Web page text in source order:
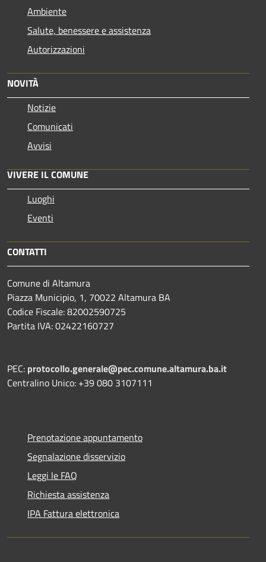
Ambiente
Salute, benessere e assistenza
Autorizzazioni
NOVITÀ
Notizie
Comunicati
Avvisi
VIVERE IL COMUNE
Luoghi
Eventi
CONTATTI
Comune di Altamura
Piazza Municipio, 1, 70022 Altamura BA
Codice Fiscale: 82002590725
Partita IVA: 02422160727
PEC: protocollo.generale@pec.comune.altamura.ba.it
Centralino Unico: +39 080 3107111
Prenotazione appuntamento
Segnalazione disservizio
Leggi le FAQ
Richiesta assistenza
IPA Fattura elettronica